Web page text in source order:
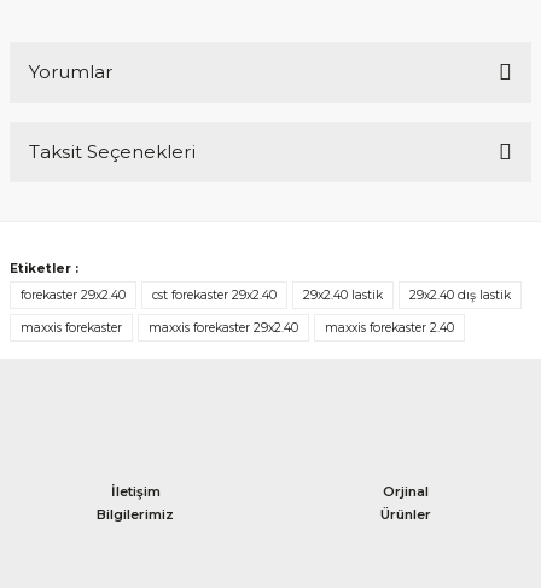
Yorumlar
Taksit Seçenekleri
Etiketler :
forekaster 29x2.40
cst forekaster 29x2.40 29x2.40 lastik 29x2.40 dış lastik
maxxis forekaster maxxis forekaster 29x2.40 maxxis forekaster 2.40
İletişim
Bilgilerimiz
Orjinal
Ürünler